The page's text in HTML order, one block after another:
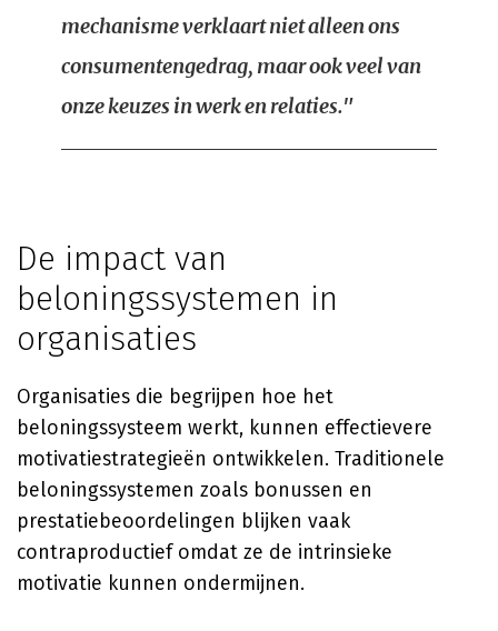
mechanisme verklaart niet alleen ons
consumentengedrag, maar ook veel van
onze keuzes in werk en relaties."
De impact van
beloningssystemen in
organisaties
Organisaties die begrijpen hoe het
beloningssysteem werkt, kunnen effectievere
motivatiestrategieën ontwikkelen. Traditionele
beloningssystemen zoals bonussen en
prestatiebeoordelingen blijken vaak
contraproductief omdat ze de intrinsieke
motivatie kunnen ondermijnen.